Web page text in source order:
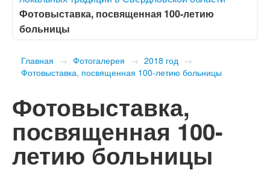
Фотовыставка, посвященная 100-летию
больницы
Главная → Фотогалерея → 2018 год →
Фотовыставка, посвященная 100-летию больницы
Фотовыставка,
посвященная 100-
летию больницы